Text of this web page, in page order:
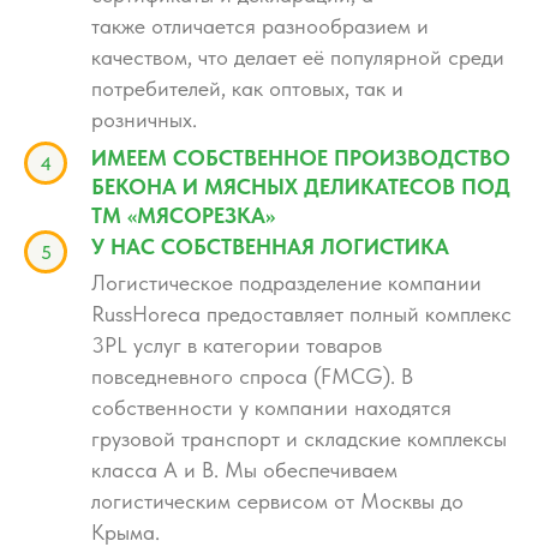
также отличается разнообразием и
качеством, что делает её популярной среди
потребителей, как оптовых, так и
розничных.
ИМЕЕМ СОБСТВЕННОЕ ПРОИЗВОДСТВО
БЕКОНА И МЯСНЫХ ДЕЛИКАТЕСОВ ПОД
ТМ «МЯСОРЕЗКА»
У НАС СОБСТВЕННАЯ ЛОГИСТИКА
Логистическое подразделение компании
RussHoreca предоставляет полный комплекс
3PL услуг в категории товаров
повседневного спроса (FMCG). В
собственности у компании находятся
грузовой транспорт и складские комплексы
класса А и В. Мы обеспечиваем
логистическим сервисом от Москвы до
Крыма.